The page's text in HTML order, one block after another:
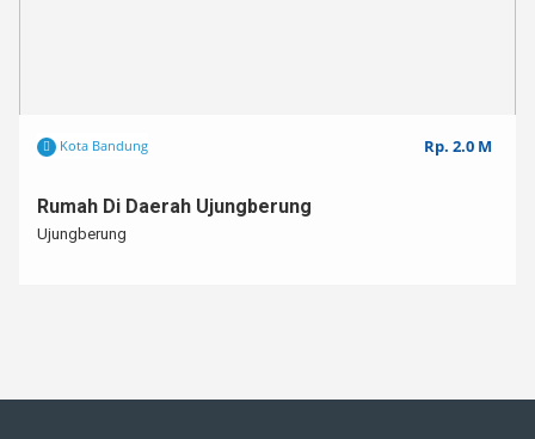
Kota Bandung Rp. 2.0 M
Rumah Di Daerah Ujungberung
Ujungberung